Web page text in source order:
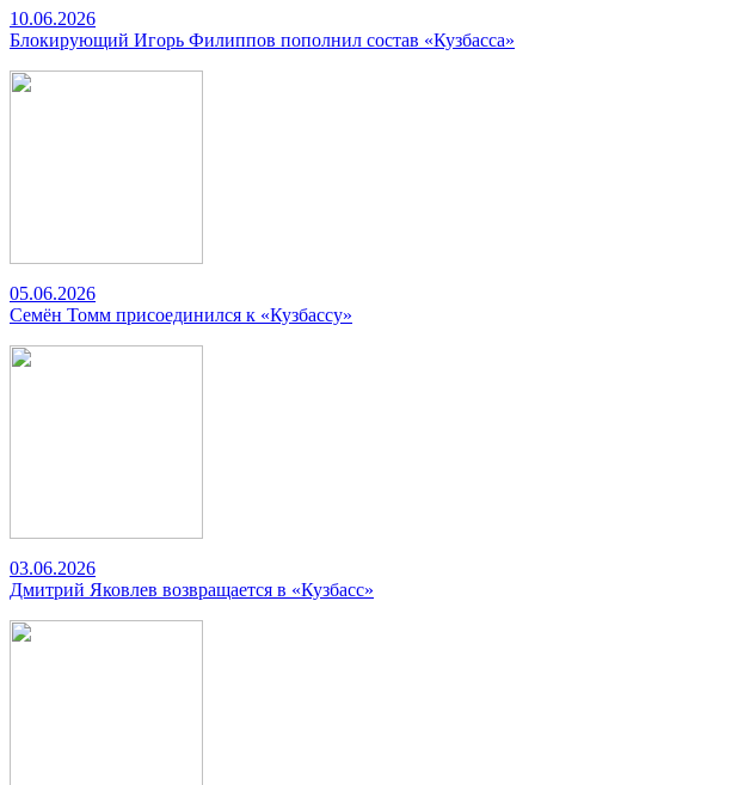
10.06.2026
Блокирующий Игорь Филиппов пополнил состав «Кузбасса»
05.06.2026
Семён Томм присоединился к «Кузбассу»
03.06.2026
Дмитрий Яковлев возвращается в «Кузбасс»